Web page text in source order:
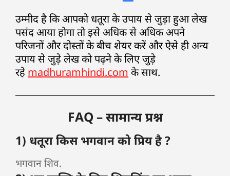
उम्मीद है कि आपको धतूरा के उपाय से जुड़ा हुआ लेख
पसंद आया होगा तो इसे अधिक से अधिक अपने
परिजनों और दोस्तों के बीच शेयर करें और ऐसे ही अन्य
उपाय से जुड़े लेख को पढ़ने के लिए जुड़े
रहे madhuramhindi.com के साथ.
FAQ – सामान्य प्रश्न
1) धतूरा किस भगवान को प्रिय है ?
भगवान शिव.